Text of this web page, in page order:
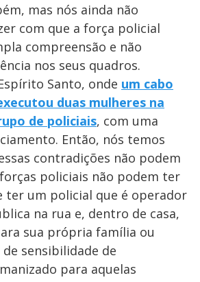
mas nós ainda não
com que a força policial
compreensão e não
nos seus quadros.
Santo, onde um cabo
duas mulheres na
de policiais, com uma
Então, nós temos
contradições não podem
policiais não podem ter
ter um policial que é operador
na rua e, dentro de casa,
sua própria família ou
sensibilidade de
para aquelas